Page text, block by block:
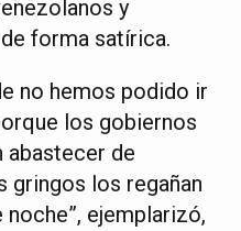
y
forma satírica.
no hemos podido ir
los gobiernos
abastecer de
gringos los regañan
ejemplarizó,